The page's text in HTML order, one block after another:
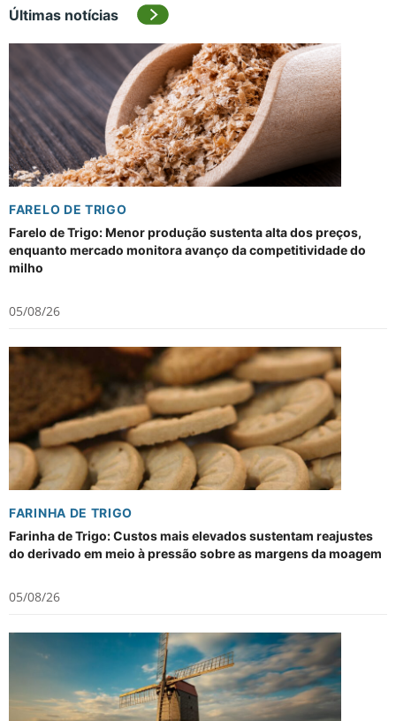
Últimas notícias
FARELO DE TRIGO
Farelo de Trigo: Menor produção sustenta alta dos preços,
enquanto mercado monitora avanço da competitividade do
milho
05/08/26
FARINHA DE TRIGO
Farinha de Trigo: Custos mais elevados sustentam reajustes
do derivado em meio à pressão sobre as margens da moagem
05/08/26